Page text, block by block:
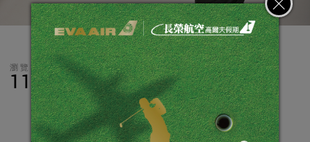
瀏覽數
11,432 分享 LINE